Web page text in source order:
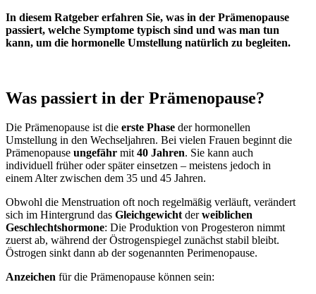
In diesem Ratgeber erfahren Sie, was in der Prämenopause
passiert, welche Symptome typisch sind und was man tun
kann, um die hormonelle Umstellung natürlich zu begleiten.
Was passiert in der Prämenopause?
Die Prämenopause ist die erste Phase der hormonellen
Umstellung in den Wechseljahren. Bei vielen Frauen beginnt die
Prämenopause ungefähr mit40 Jahren. Sie kann auch
individuell früher oder später einsetzen – meistens jedoch in
einem Alter zwischen dem 35 und 45 Jahren.
Obwohl die Menstruation oft noch regelmäßig verläuft, verändert
sich im Hintergrund das Gleichgewichtderweiblichen
Geschlechtshormone: Die Produktion von Progesteron nimmt
zuerst ab, während der Östrogenspiegel zunächst stabil bleibt.
Östrogen sinkt dann ab der sogenannten Perimenopause.
Anzeichen für die Prämenopause können sein: